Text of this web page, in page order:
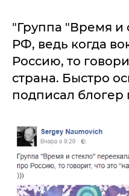
"Группа "Время и
РФ, ведь когда
Россию, то
страна. Быстро
подписал блогер